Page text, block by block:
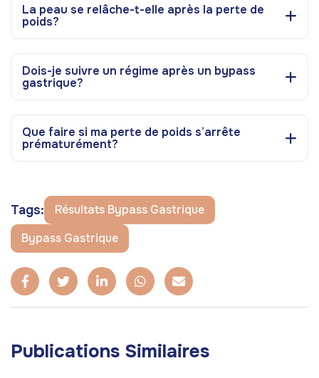
La peau se relâche-t-elle après la perte de
poids?
Dois-je suivre un régime après un bypass
gastrique?
Que faire si ma perte de poids s’arrête
prématurément?
Tags:
Résultats Bypass Gastrique
Bypass Gastrique
Publications Similaires